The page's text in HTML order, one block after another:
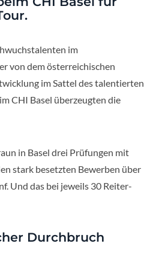
im
von dem österreichischen
im Sattel des talentierten
CHI Basel überzeugten die
in Basel drei Prüfungen mit
stark besetzten Bewerben über
Und das bei jeweils 30 Reiter-
Durchbruch